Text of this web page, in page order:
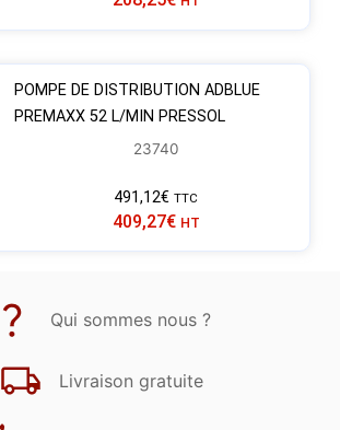
POMPE DE DISTRIBUTION ADBLUE
PREMAXX 52 L/MIN PRESSOL
23740
491,12€ TTC
409,27€ HT
Qui sommes nous ?
Livraison gratuite